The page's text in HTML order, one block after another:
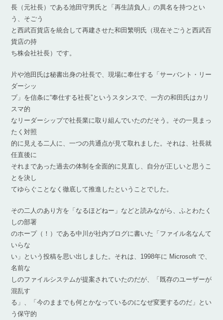
長（元社長）である池田守男氏と「再生請負人」の異名を持つとい
う、そごう
と西武百貨店を統合して再建させた和田繁明氏（現在そごうと西武百
貨店の持
ち株会社社長）です。
片や池田氏は秘書出身の社長で、現場に奉仕する「サーバント・リー
ダーシッ
プ」を信条に“奉仕する社長”というスタンスで、一方の和田氏はカリ
スマ的
なリーダーシップで社長業に取り組んでいたのだそう。その一見まっ
たく対照
的に見える二人に、一つの共通点が見て取れました。それは、社長就
任直後に
それまであった過去の体制を全面的に見直し、自分が正しいと思うこ
とを決し
てゆらぐことなく徹底して推進したということでした。
その二人のあり方を「なるほどねー」などと読みながら、ふとわたく
しの部署
のホープ（！）である中川が社内ブログに書いた「ファイル名なんて
いらな
い」という投稿を思い出しました。それは、1998年に Microsoft で、
名前な
しのファイルシステムが提案されていたのだが、「既存のユーザーが
混乱す
る」、「今のままでも何とかなっているのになぜ変更するのだ」とい
う保守的